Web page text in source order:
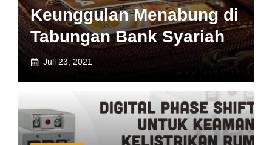
Keunggulan Menabung di
Tabungan Bank Syariah
Juli 23, 2021